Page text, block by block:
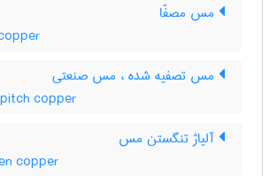
مس مصفّا
مس تصفیه شده ، مس صنعتی
copper
آلیاژ تنگستن مس
copper